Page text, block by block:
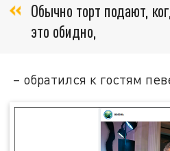
Обычно торт подают,
это обидно,
– обратился к гостям